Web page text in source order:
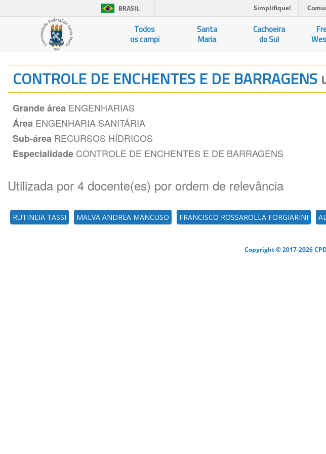
BRASIL Simplifique!
Todos
os campi
Santa
Maria
Cachoeira
do Sul
CONTROLE DE ENCHENTES E DE BARRAGENS
Grande área ENGENHARIAS
Área ENGENHARIA SANITÁRIA
Sub-área RECURSOS HÍDRICOS
Especialidade CONTROLE DE ENCHENTES E DE BARRAGENS
Utilizada por 4 docente(es) por ordem de relevância
RUTINEIA TASSI MALVA ANDREA MANCUSO FRANCISCO ROSSAROLLA FORGIARINI
Copyright © 2017-2026